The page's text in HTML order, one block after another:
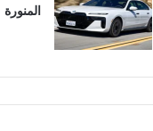
المنورة